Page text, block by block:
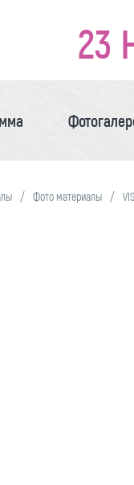
23
Фото материалы